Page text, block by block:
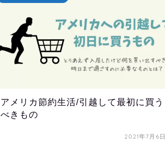
アメリカ節約生活/引越して最初に買う
べきもの
2021年7月6日